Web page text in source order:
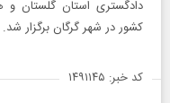
دادگستری استان گلستان و
کشور در شهر گرگان برگزار شد.
کد خبر: ۱۴۹۱۱۴۵